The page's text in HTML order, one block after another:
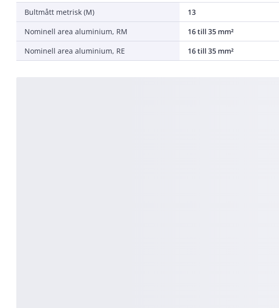
Bultmått metrisk (M)
13
Nominell area aluminium, RM
16 till 35 mm²
Nominell area aluminium, RE
16 till 35 mm²